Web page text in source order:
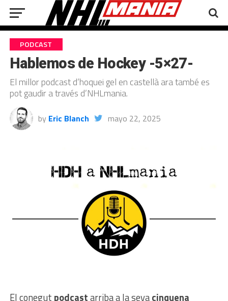
PODCAST
Hablemos de Hockey -5×27-
El millor podcast d’hoquei gel en castellà ara també es
pot gaudir a través d’NHLmania.
by Eric Blanch mayo 22, 2025
El conegut podcastarriba a la sevacinquena